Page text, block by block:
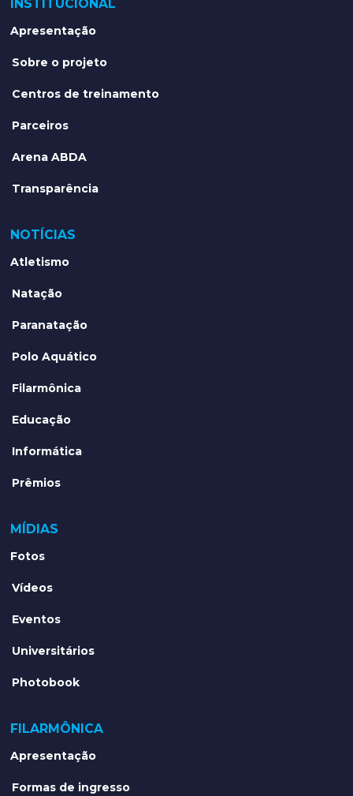
INSTITUCIONAL
Apresentação
Sobre o projeto
Centros de treinamento
Parceiros
Arena ABDA
Transparência
NOTÍCIAS
Atletismo
Natação
Paranatação
Polo Aquático
Filarmônica
Educação
Informática
Prêmios
MÍDIAS
Fotos
Vídeos
Eventos
Universitários
Photobook
FILARMÔNICA
Apresentação
Formas de ingresso